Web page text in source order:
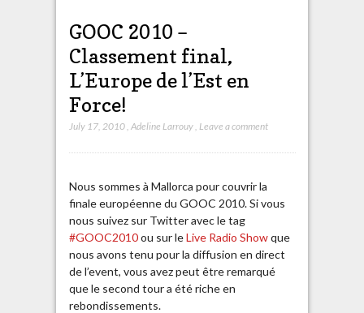
GOOC 2010 –
Classement final,
L’Europe de l’Est en
Force!
July 17, 2010, Adeline Larrouy, Leave a comment
Nous sommes à Mallorca pour couvrir la
finale européenne du GOOC 2010. Si vous
nous suivez sur Twitter avec le tag
#GOOC2010ou sur leLive Radio Showque
nous avons tenu pour la diffusion en direct
de l’event, vous avez peut être remarqué
que le second tour a été riche en
rebondissements.